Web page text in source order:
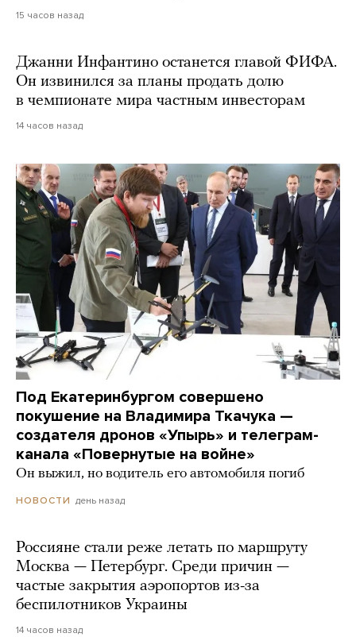
15 часов назад
Джанни Инфантино останется главой ФИФА.
Он извинился за планы продать долю
в чемпионате мира частным инвесторам
14 часов назад
Под Екатеринбургом совершено
покушение на Владимира Ткачука —
создателя дронов «Упырь» и телеграм-
канала «Повернутые на войне»
Он выжил, но водитель его автомобиля погиб
НОВОСТИ день назад
Россияне стали реже летать по маршруту
Москва — Петербург. Среди причин —
частые закрытия аэропортов из-за
беспилотников Украины
14 часов назад